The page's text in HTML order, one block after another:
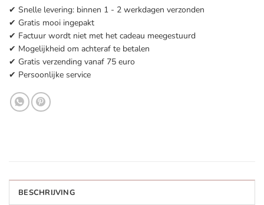
✔ Snelle levering: binnen 1 - 2 werkdagen verzonden
✔ Gratis mooi ingepakt
✔ Factuur wordt niet met het cadeau meegestuurd
✔ Mogelijkheid om achteraf te betalen
✔ Gratis verzending vanaf 75 euro
✔ Persoonlijke service
BESCHRIJVING